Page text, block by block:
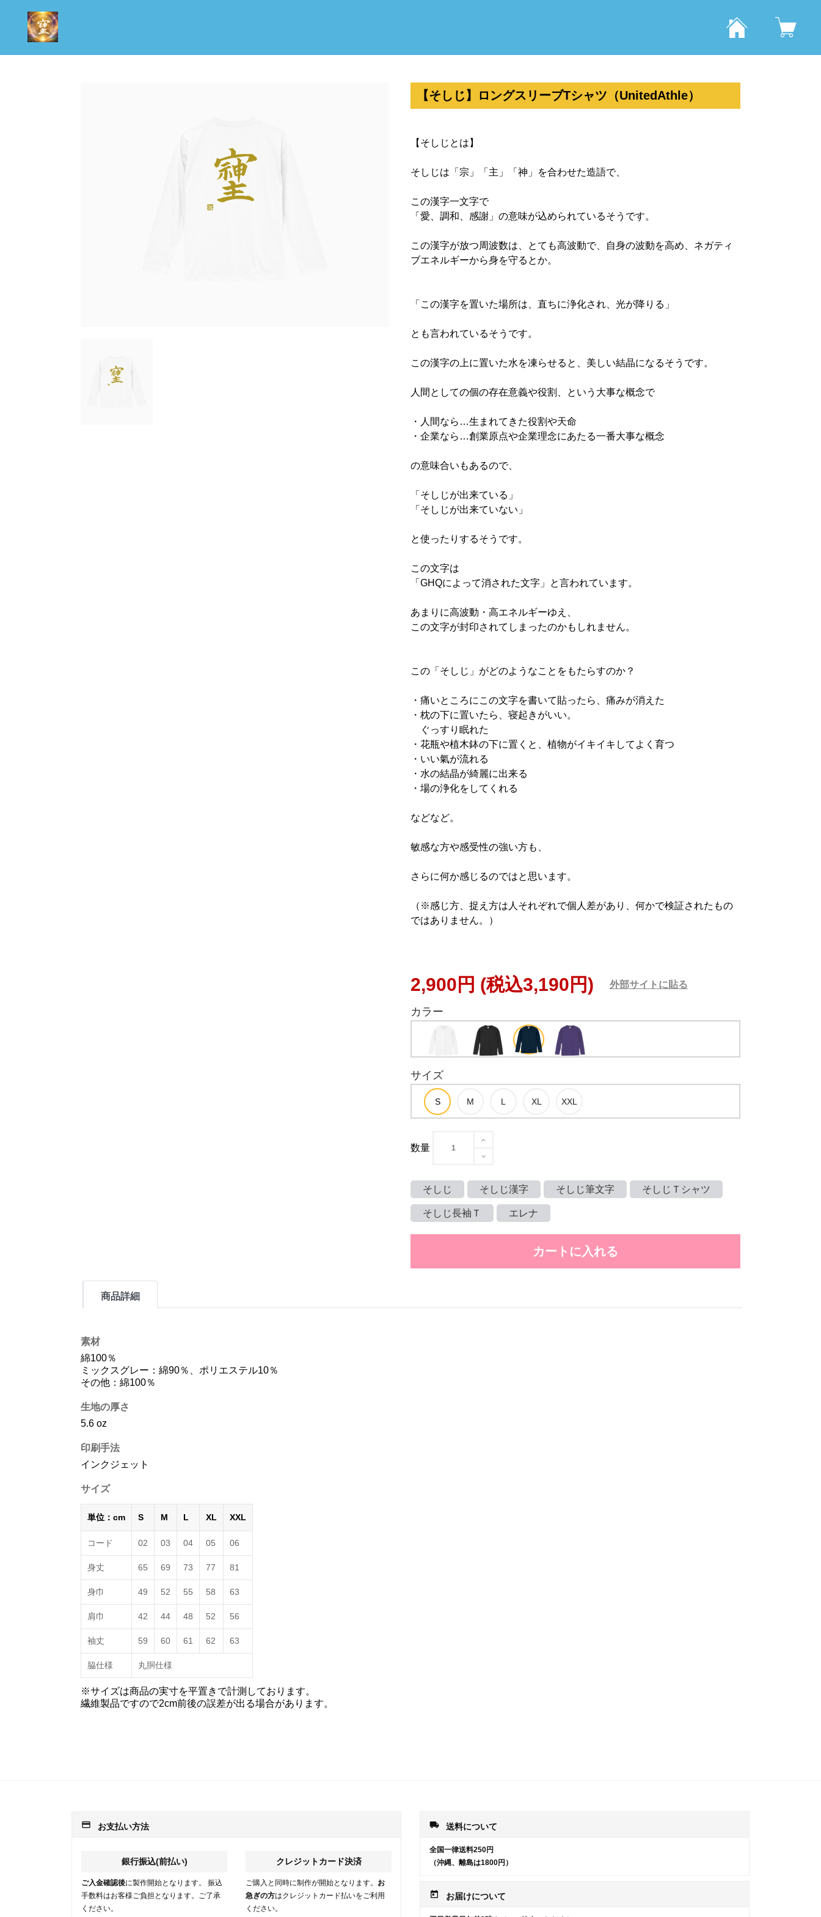
【そしじ】ロングスリーブTシャツ（UnitedAthle）
【そしじとは】
そしじは「宗」「主」「神」を合わせた造語で、
この漢字一文字で
「愛、調和、感謝」の意味が込められているそうです。
この漢字が放つ周波数は、とても高波動で、自身の波動を高め、ネガティ
ブエネルギーから身を守るとか。
「この漢字を置いた場所は、直ちに浄化され、光が降りる」
とも言われているそうです。
この漢字の上に置いた水を凍らせると、美しい結晶になるそうです。
人間としての個の存在意義や役割、という大事な概念で
・人間なら…生まれてきた役割や天命
・企業なら…創業原点や企業理念にあたる一番大事な概念
の意味合いもあるので、
「そしじが出来ている」
「そしじが出来ていない」
と使ったりするそうです。
この文字は
「GHQによって消された文字」と言われています。
あまりに高波動・高エネルギーゆえ、
この文字が封印されてしまったのかもしれません。
この「そしじ」がどのようなことをもたらすのか？
・痛いところにこの文字を書いて貼ったら、痛みが消えた
・枕の下に置いたら、寝起きがいい。
ぐっすり眠れた
・花瓶や植木鉢の下に置くと、植物がイキイキしてよく育つ
・いい氣が流れる
・水の結晶が綺麗に出来る
・場の浄化をしてくれる
などなど。
敏感な方や感受性の強い方も、
さらに何か感じるのではと思います。
（※感じ方、捉え方は人それぞれで個人差があり、何かで検証されたもの
ではありません。）
2,900円 (税込3,190円) 外部サイトに貼る
カラー
サイズ
数量
そしじ そしじ漢字 そしじ筆文字 そしじＴシャツ
そしじ長袖Ｔ エレナ
カートに入れる
商品詳細
素材
綿100％
ミックスグレー：綿90％、ポリエステル10％
その他：綿100％
生地の厚さ
5.6 oz
印刷手法
インクジェット
サイズ
単位：cm S M L XL XXL
コード 02 03 04 05 06
身丈 65 69 73 77 81
身巾 49 52 55 58 63
肩巾 42 44 48 52 56
袖丈 59 60 61 62 63
脇仕様 丸胴仕様
※サイズは商品の実寸を平置きで計測しております。
繊維製品ですので2cm前後の誤差が出る場合があります。
payment お支払い方法
銀行振込(前払い)
ご入金確認後に製作開始となります。 振込
手数料はお客様ご負担となります。ご了承
ください。
クレジットカード決済
ご購入と同時に制作が開始となります。 お
急ぎの方はクレジットカード払いをご利用
ください。
local_shipping 送料について
全国一律送料250円
（沖縄、離島は1800円）
today お届けについて